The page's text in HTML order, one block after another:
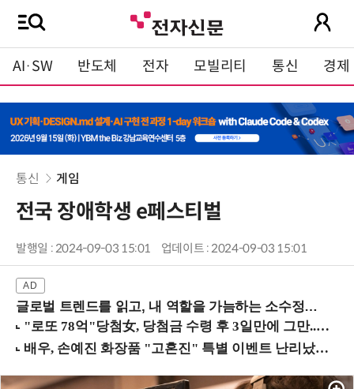
AI·SW 반도체 전자 모빌리티 통신 경제
통신 게임
전국 장애학생 e페스티벌
발행일 : 2024-09-03 15:01 업데이트 : 2024-09-03 15:01
글로벌 트렌드를 읽고, 내 역할을 가늠하는 소수정예 실습 워크숍 (8/28 신논현역)